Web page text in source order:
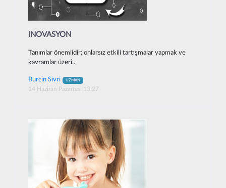
INOVASYON
Tanımlar önemlidir; onlarsız etkili tartışmalar yapmak ve
kavramlar üzeri...
Burcin Sivri UZMAN
14 Haziran Pazartesi 13:27